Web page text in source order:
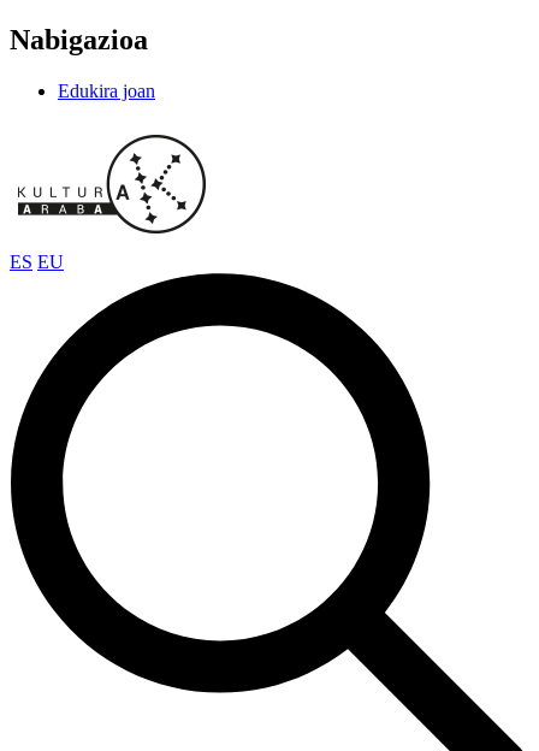
Nabigazioa
Edukira joan
ES EU